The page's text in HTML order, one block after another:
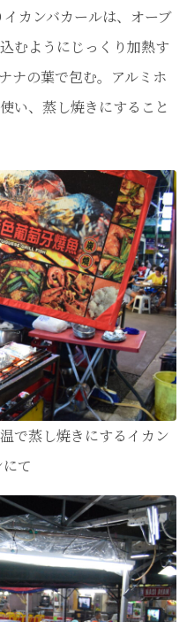
カンバカールは、オーブ
むようにじっくり加熱す
ナの葉で包む。アルミホ
い、蒸し焼きにすること
で蒸し焼きにするイカン
て